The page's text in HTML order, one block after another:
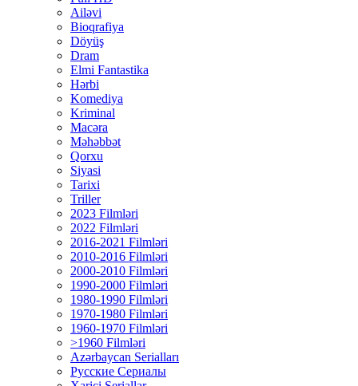
Ailəvi
Bioqrafiya
Döyüş
Dram
Elmi Fantastika
Hərbi
Komediya
Kriminal
Macəra
Məhəbbət
Qorxu
Siyasi
Tarixi
Triller
2023 Filmləri
2022 Filmləri
2016-2021 Filmləri
2010-2016 Filmləri
2000-2010 Filmləri
1990-2000 Filmləri
1980-1990 Filmləri
1970-1980 Filmləri
1960-1970 Filmləri
>1960 Filmləri
Azərbaycan Serialları
Русские Сериалы